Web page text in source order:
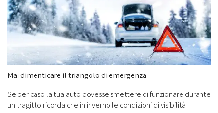
Mai dimenticare il triangolo di emergenza
Se per caso la tua auto dovesse smettere di funzionare durante
un tragitto ricorda che in inverno le condizioni di visibilità